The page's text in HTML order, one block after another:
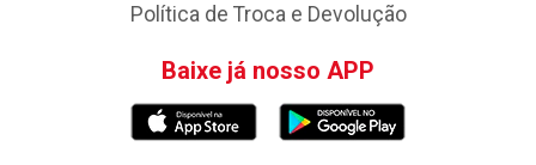
Política de Troca e Devolução
Baixe já nosso APP